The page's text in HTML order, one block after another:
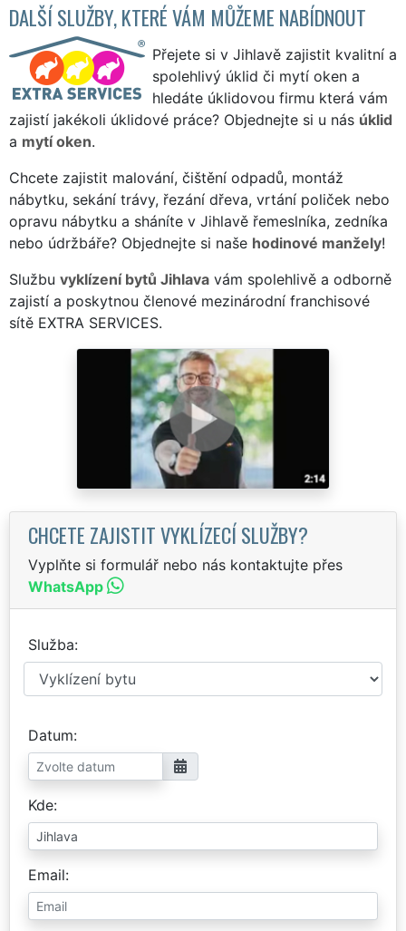
DALŠÍ SLUŽBY, KTERÉ VÁM MŮŽEME NABÍDNOUT
Přejete si v Jihlavě zajistit kvalitní a
spolehlivý úklid či mytí oken a
hledáte úklidovou firmu která vám
zajistí jakékoli úklidové práce? Objednejte si u nás úklid
a mytí oken.
Chcete zajistit malování, čištění odpadů, montáž
nábytku, sekání trávy, řezání dřeva, vrtání poliček nebo
opravu nábytku a sháníte v Jihlavě řemeslníka, zedníka
nebo údržbáře? Objednejte si naše hodinové manžely!
Službu vyklízení bytů Jihlava vám spolehlivě a odborně
zajistí a poskytnou členové mezinárodní franchisové
sítě EXTRA SERVICES.
CHCETE ZAJISTIT VYKLÍZECÍ SLUŽBY?
Vyplňte si formulář nebo nás kontaktujte přes
WhatsApp
Služba
Datum
Kde
Email